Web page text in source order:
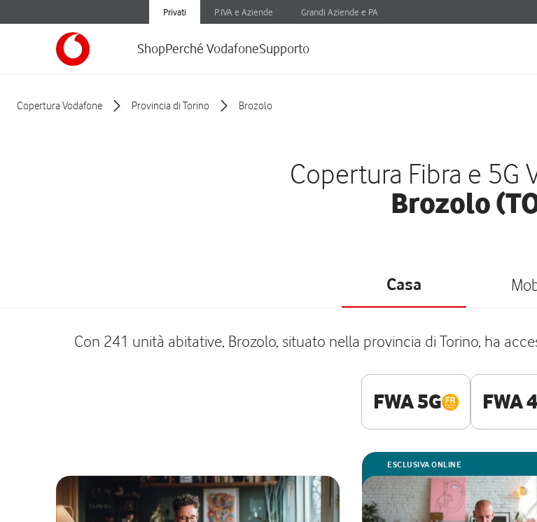
Privati P.IVA e Aziende Grandi Aziende e PA
ShopPerché VodafoneSupporto
Copertura Vodafone Provincia di Torino Brozolo
Copertura Fibra e 5G
Brozolo
Casa
Con 241 unità abitative, Brozolo, situato nella provincia di Torino, ha
FWA 5G FWA
ESCLUSIVA ONLINE